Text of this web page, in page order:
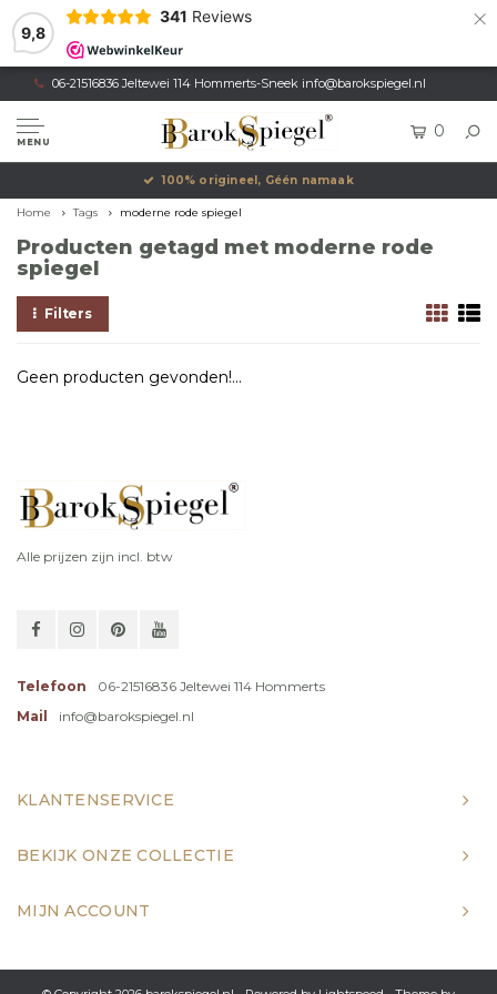
9,8
341 Reviews ×
06-21516836 Jeltewei 114 Hommerts-Sneek info@barokspiegel.nl
MENU
0
100% origineel, Géén namaak
Home Tags moderne rode spiegel
Producten getagd met moderne rode
spiegel
Filters
Geen producten gevonden!...
Alle prijzen zijn incl. btw
Telefoon
06-21516836 Jeltewei 114 Hommerts
Mail
info@barokspiegel.nl
KLANTENSERVICE
BEKIJK ONZE COLLECTIE
MIJN ACCOUNT